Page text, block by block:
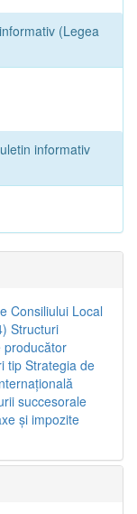
(Legea
informativ
Consiliului Local
Structuri
producător
tipStrategia de
succesorale
şi impozite